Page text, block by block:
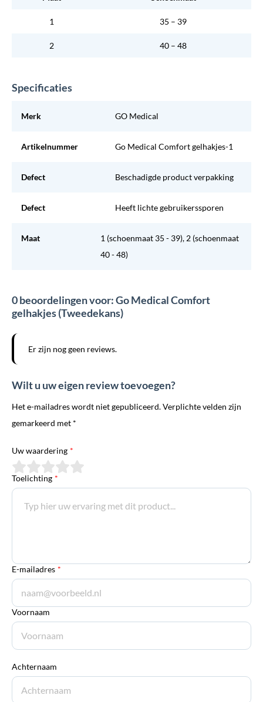
1 35 – 39
2 40 – 48
Specificaties
Merk GO Medical
Artikelnummer Go Medical Comfort gelhakjes-1
Defect Beschadigde product verpakking
Defect Heeft lichte gebruikerssporen
Maat
1 (schoenmaat 35 - 39), 2 (schoenmaat
40 - 48)
0 beoordelingen voor: Go Medical Comfort
gelhakjes (Tweedekans)
Er zijn nog geen reviews.
Wilt u uw eigen review toevoegen?
Het e-mailadres wordt niet gepubliceerd. Verplichte velden zijn
gemarkeerd met *
Uw waardering *
Toelichting *
E-mailadres *
Voornaam
Achternaam